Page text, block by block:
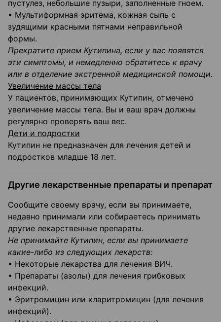
пустулез, небольшие пузыри, заполненные гноем.
• Мультиформная эритема, кожная сыпь с
зудящими красными пятнами неправильной
формы.
Прекратите прием Кутипина, если у вас появятся
эти симптомы, и немедленно обратитесь к врачу
или в отделение экстренной медицинской помощи.
Увеличение массы тела
У пациентов, принимающих Кутипин, отмечено
увеличение массы тела. Вы и ваш врач должны
регулярно проверять ваш вес.
Дети и подростки
Кутипин не предназначен для лечения детей и
подростков младше 18 лет.
Другие лекарственные препараты и препарат
Сообщите своему врачу, если вы принимаете,
недавно принимали или собираетесь принимать
другие лекарственные препараты.
Не принимайте Кутипин, если вы принимаете
какие-либо из следующих лекарств:
• Некоторые лекарства для лечения ВИЧ.
• Препараты (азолы) для лечения грибковых
инфекций.
• Эритромицин или кларитромицин (для лечения
инфекций).